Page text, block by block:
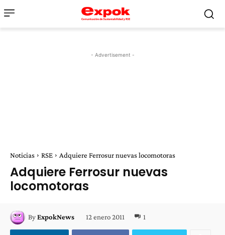
- Advertisement -
Noticias RSE Adquiere Ferrosur nuevas locomotoras
Adquiere Ferrosur nuevas
locomotoras
ByExpokNews 12 enero 2011 1